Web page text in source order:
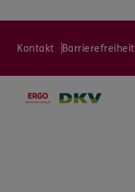
Kontakt Barrierefreiheit